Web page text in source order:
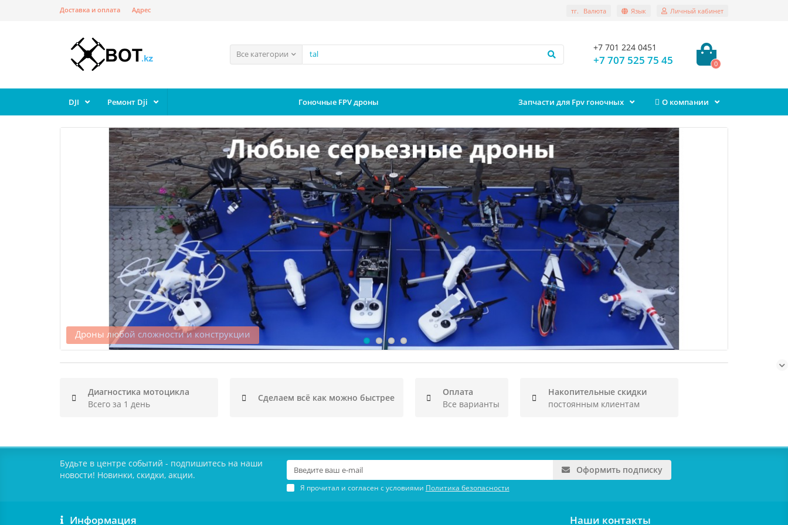
Доставка и оплата Адрес тг. Валюта Язык Личный кабинет
Все категории
+7 701 224 0451
+7 707 525 75 45 0
DJI Ремонт Dji Гоночные FPV дроны Запчасти для Fpv гоночных О компании
Дроны любой сложности и конструкции
Диагностика мотоцикла
Всего за 1 день
Сделаем всё как можно быстрее
Оплата
Все варианты
Накопительные скидки
постоянным клиентам
Будьте в центре событий - подпишитесь на наши
новости! Новинки, скидки, акции.
Оформить подписку
Я прочитал и согласен с условиями Политика безопасности
Информация Наши контакты